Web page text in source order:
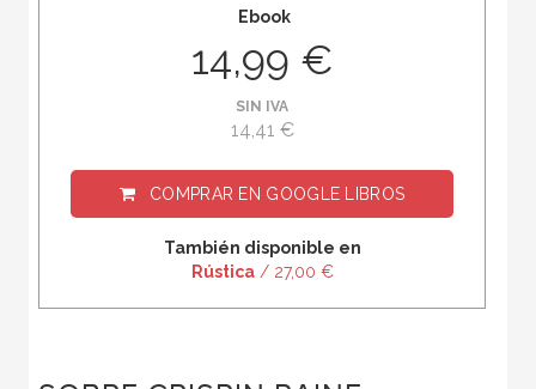
Ebook
14,99 €
SIN IVA
14,41 €
COMPRAR EN GOOGLE LIBROS
También disponible en
Rústica/ 27,00 €